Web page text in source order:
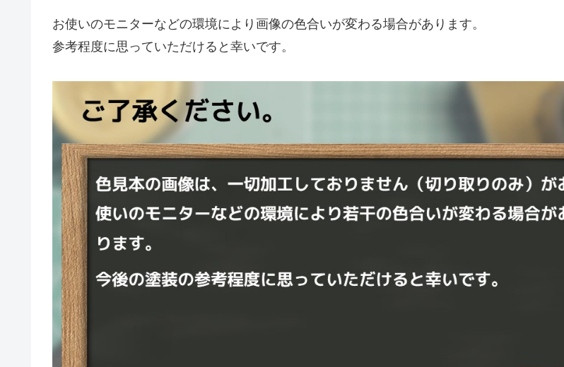
お使いのモニターなどの環境により画像の色合いが変わる場合があります。
参考程度に思っていただけると幸いです。